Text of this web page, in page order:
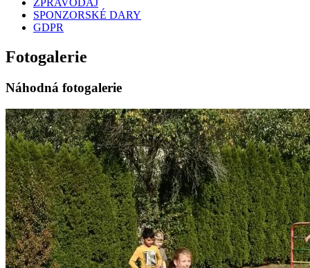
ZPRAVODAJ
SPONZORSKÉ DARY
GDPR
Fotogalerie
Náhodná fotogalerie